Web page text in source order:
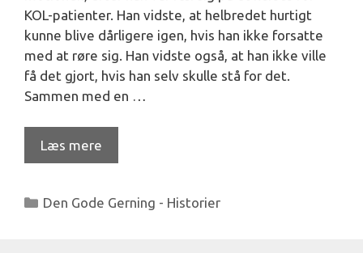
KOL-patienter. Han vidste, at helbredet hurtigt
kunne blive dårligere igen, hvis han ikke forsatte
med at røre sig. Han vidste også, at han ikke ville
få det gjort, hvis han selv skulle stå for det.
Sammen med en …
Læs mere
Kategorier
Den Gode Gerning - Historier